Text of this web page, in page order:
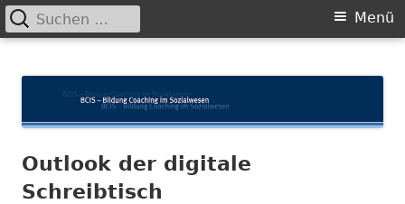
zum
Primäres
Menü
Suchen
nach:
Outlook der digitale
Schreibtisch